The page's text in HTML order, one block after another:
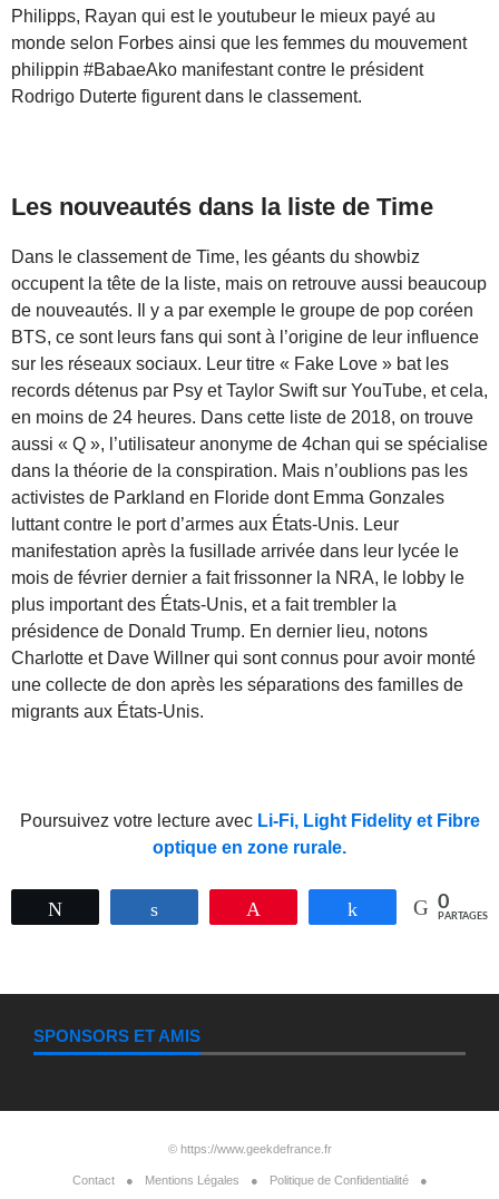
Philipps, Rayan qui est le youtubeur le mieux payé au
monde selon Forbes ainsi que les femmes du mouvement
philippin #BabaeAko manifestant contre le président
Rodrigo Duterte figurent dans le classement.
Les nouveautés dans la liste de Time
Dans le classement de Time, les géants du showbiz
occupent la tête de la liste, mais on retrouve aussi beaucoup
de nouveautés. Il y a par exemple le groupe de pop coréen
BTS, ce sont leurs fans qui sont à l’origine de leur influence
sur les réseaux sociaux. Leur titre « Fake Love » bat les
records détenus par Psy et Taylor Swift sur YouTube, et cela,
en moins de 24 heures. Dans cette liste de 2018, on trouve
aussi « Q », l’utilisateur anonyme de 4chan qui se spécialise
dans la théorie de la conspiration. Mais n’oublions pas les
activistes de Parkland en Floride dont Emma Gonzales
luttant contre le port d’armes aux États-Unis. Leur
manifestation après la fusillade arrivée dans leur lycée le
mois de février dernier a fait frissonner la NRA, le lobby le
plus important des États-Unis, et a fait trembler la
présidence de Donald Trump. En dernier lieu, notons
Charlotte et Dave Willner qui sont connus pour avoir monté
une collecte de don après les séparations des familles de
migrants aux États-Unis.
Poursuivez votre lecture avec Li-Fi, Light Fidelity et Fibre
optique en zone rurale.
Partagez 0
PARTAGES
SPONSORS ET AMIS
© https://www.geekdefrance.fr
Contact Mentions Légales Politique de Confidentialité